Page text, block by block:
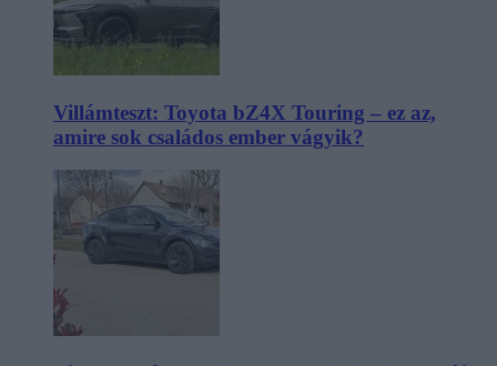
Villámteszt: Toyota bZ4X Touring – ez az,
amire sok családos ember vágyik?